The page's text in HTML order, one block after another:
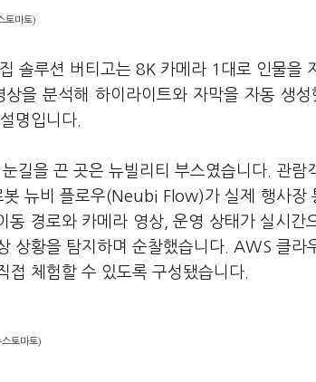
토마토)
솔루션 버티고는 8K 카메라 1대로 인물을
을 분석해 하이라이트와 자막을 자동 생성
명입니다.
길을 끈 곳은 뉴빌리티 부스였습니다. 관람
뉴비 플로우(Neubi Flow)가 실제 행사장
동 경로와 카메라 영상, 운영 상태가 실시간
상황을 탐지하며 순찰했습니다. AWS 클라
접 체험할 수 있도록 구성됐습니다.
토마토)